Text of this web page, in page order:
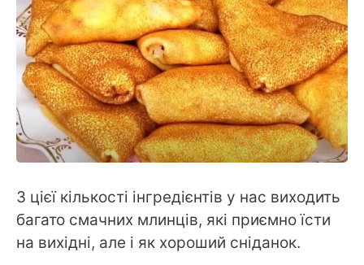
З цієї кількості інгредієнтів у нас виходить
багато смачних млинців, які приємно їсти
на вихідні, але і як хороший сніданок.